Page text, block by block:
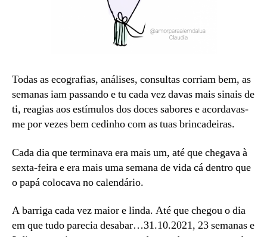
Todas as ecografias, análises, consultas corriam bem, as
semanas iam passando e tu cada vez davas mais sinais de
ti, reagias aos estímulos dos doces sabores e acordavas-
me por vezes bem cedinho com as tuas brincadeiras.
Cada dia que terminava era mais um, até que chegava à
sexta-feira e era mais uma semana de vida cá dentro que
o papá colocava no calendário.
A barriga cada vez maior e linda. Até que chegou o dia
em que tudo parecia desabar…31.10.2021, 23 semanas e